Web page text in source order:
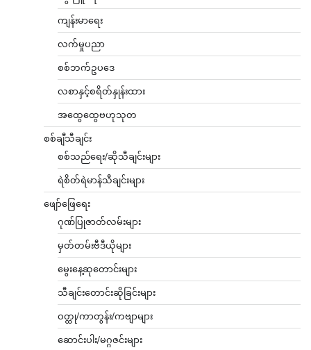
ကျန်းမာရေး
လက်မှုပညာ
စစ်ဘက်ဥပဒေ
လစာနှင့်စရိတ်နှုန်းထား
အထွေထွေဗဟုသုတ
စစ်ချီသီချင်း
စစ်သည်ရေး/ဆိုသီချင်းများ
ရဲစိတ်ရဲမာန်သီချင်းများ
ဖျော်ဖြေရေး
ဂုဏ်ပြုဇာတ်လမ်းများ
မှတ်တမ်းဗီဒီယိုများ
မွေးနေ့ဆုတောင်းများ
သီချင်းတောင်းဆိုခြင်းများ
ဝတ္ထု/ကာတွန်း/ကဗျာများ
ဆောင်းပါး/မဂ္ဂဇင်းများ